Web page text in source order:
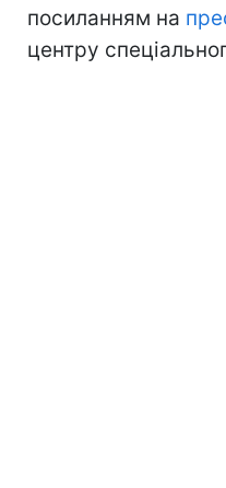
посиланням на
центру